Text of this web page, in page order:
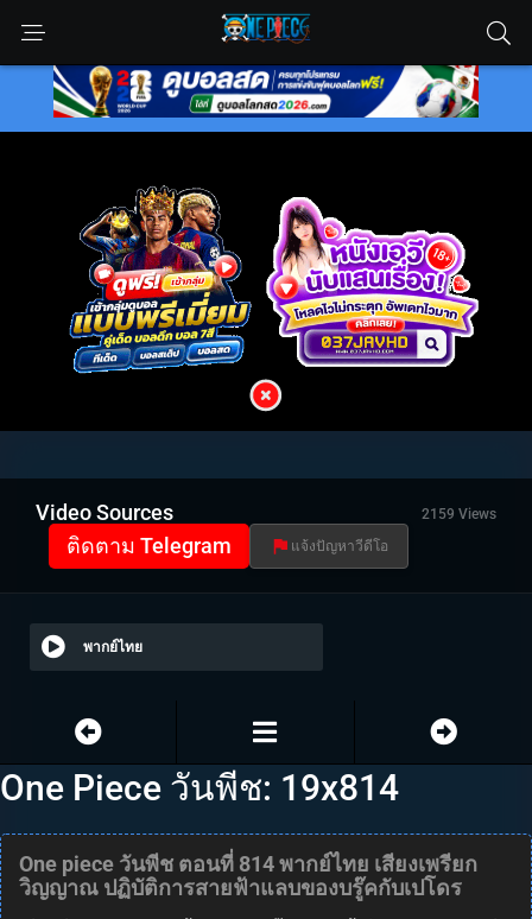
Video Sources 2159 Views
ติดตาม Telegram แจ้งปัญหาวีดีโอ
พากย์ไทย
One Piece วันพีช: 19x814
One piece วันพีช ตอนที่ 814 พากย์ไทย เสียงเพรียก
วิญญาณ ปฏิบัติการสายฟ้าแลบของบรู๊คกับเปโดร